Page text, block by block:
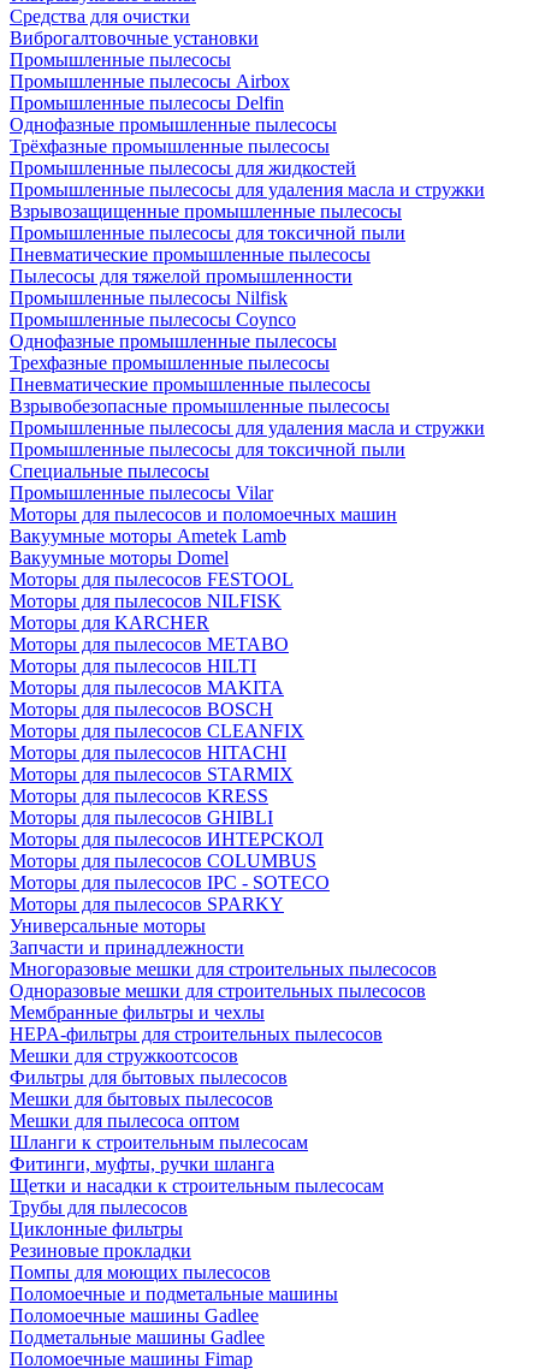
Средства для очистки
Виброгалтовочные установки
Промышленные пылесосы
Промышленные пылесосы Airbox
Промышленные пылесосы Delfin
Однофазные промышленные пылесосы
Трёхфазные промышленные пылесосы
Промышленные пылесосы для жидкостей
Промышленные пылесосы для удаления масла и стружки
Взрывозащищенные промышленные пылесосы
Промышленные пылесосы для токсичной пыли
Пневматические промышленные пылесосы
Пылесосы для тяжелой промышленности
Промышленные пылесосы Nilfisk
Промышленные пылесосы Coynco
Однофазные промышленные пылесосы
Трехфазные промышленные пылесосы
Пневматические промышленные пылесосы
Взрывобезопасные промышленные пылесосы
Промышленные пылесосы для удаления масла и стружки
Промышленные пылесосы для токсичной пыли
Специальные пылесосы
Промышленные пылесосы Vilar
Моторы для пылесосов и поломоечных машин
Вакуумные моторы Ametek Lamb
Вакуумные моторы Domel
Моторы для пылесосов FESTOOL
Моторы для пылесосов NILFISK
Моторы для KARCHER
Моторы для пылесосов METABO
Моторы для пылесосов HILTI
Моторы для пылесосов MAKITA
Моторы для пылесосов BOSCH
Моторы для пылесосов CLEANFIX
Моторы для пылесосов HITACHI
Моторы для пылесосов STARMIX
Моторы для пылесосов KRESS
Моторы для пылесосов GHIBLI
Моторы для пылесосов ИНТЕРСКОЛ
Моторы для пылесосов COLUMBUS
Моторы для пылесосов IPC - SOTECO
Моторы для пылесосов SPARKY
Универсальные моторы
Запчасти и принадлежности
Многоразовые мешки для строительных пылесосов
Одноразовые мешки для строительных пылесосов
Мембранные фильтры и чехлы
HEPA-фильтры для строительных пылесосов
Мешки для стружкоотсосов
Фильтры для бытовых пылесосов
Мешки для бытовых пылесосов
Мешки для пылесоса оптом
Шланги к строительным пылесосам
Фитинги, муфты, ручки шланга
Щетки и насадки к строительным пылесосам
Трубы для пылесосов
Циклонные фильтры
Резиновые прокладки
Помпы для моющих пылесосов
Поломоечные и подметальные машины
Поломоечные машины Gadlee
Подметальные машины Gadlee
Поломоечные машины Fimap